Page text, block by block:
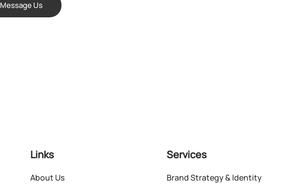
Message Us
Links
About Us
Services
Brand Strategy & Identity